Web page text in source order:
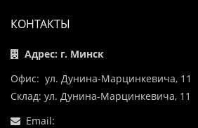
КОНТАКТЫ
Адрес: г. Минск
Офис: ул. Дунина-Марцинкевича, 11
Склад: ул. Дунина-Марцинкевича, 11
Email: